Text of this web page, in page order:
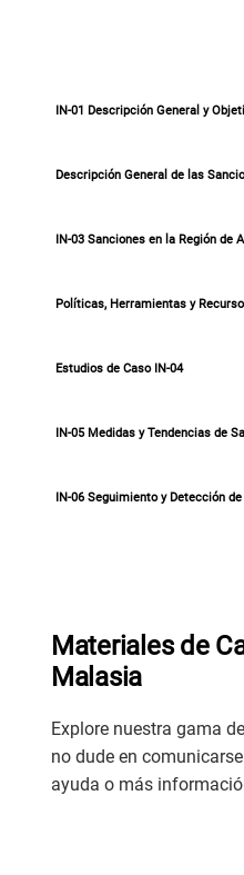
IN-01 Descripción General y
Descripción General de las
IN-03 Sanciones en la Región de
Políticas, Herramientas y
Estudios de Caso IN-04
IN-05 Medidas y Tendencias de
IN-06 Seguimiento y Detección
Materiales de
Malasia
Explore nuestra gama
no dude en
ayuda o más